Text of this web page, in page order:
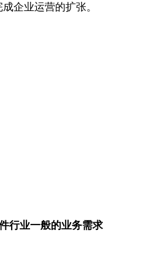
企业运营的扩张。
行业一般的业务需求